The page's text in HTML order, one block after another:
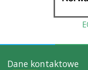
Dane kontaktowe